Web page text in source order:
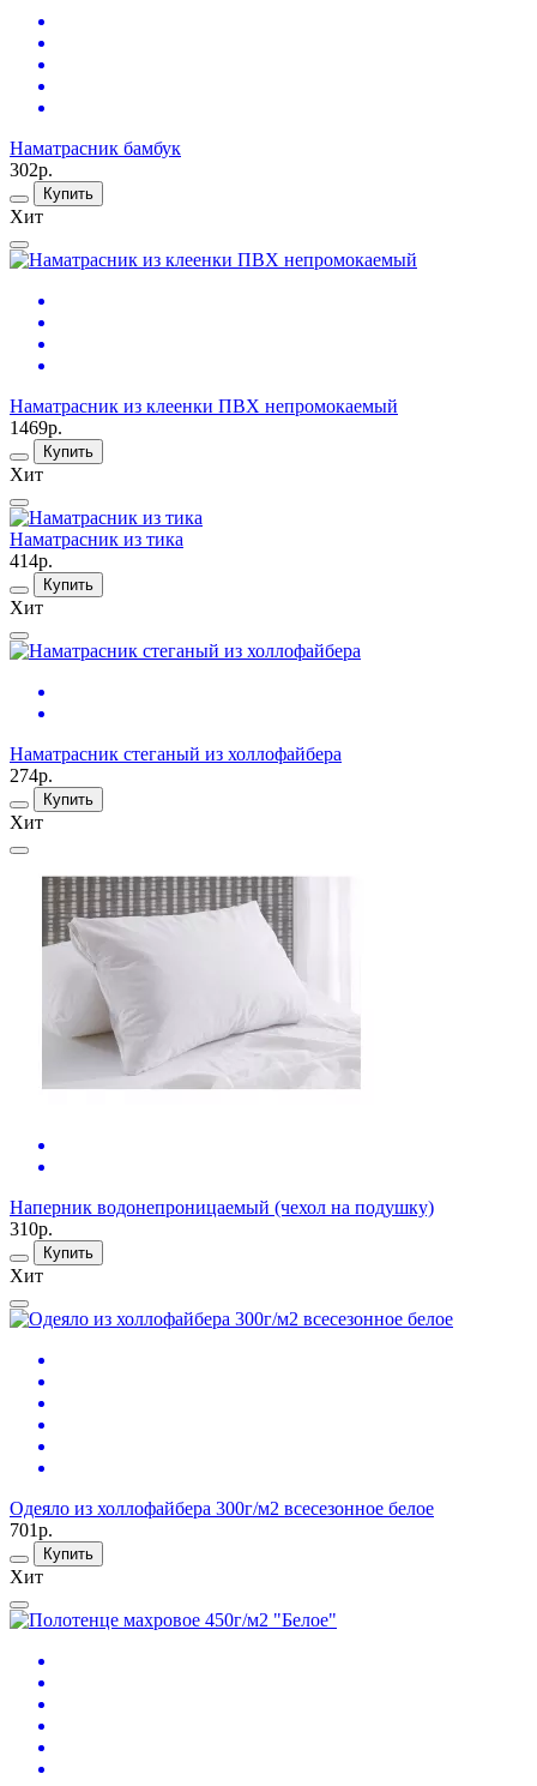
Наматрасник бамбук
302р.
Купить
Хит
Наматрасник из клеенки ПВХ непромокаемый
1469р.
Купить
Хит
Наматрасник из тика
414р.
Купить
Хит
Наматрасник стеганый из холлофайбера
274р.
Купить
Хит
Наперник водонепроницаемый (чехол на подушку)
310р.
Купить
Хит
Одеяло из холлофайбера 300г/м2 всесезонное белое
701р.
Купить
Хит